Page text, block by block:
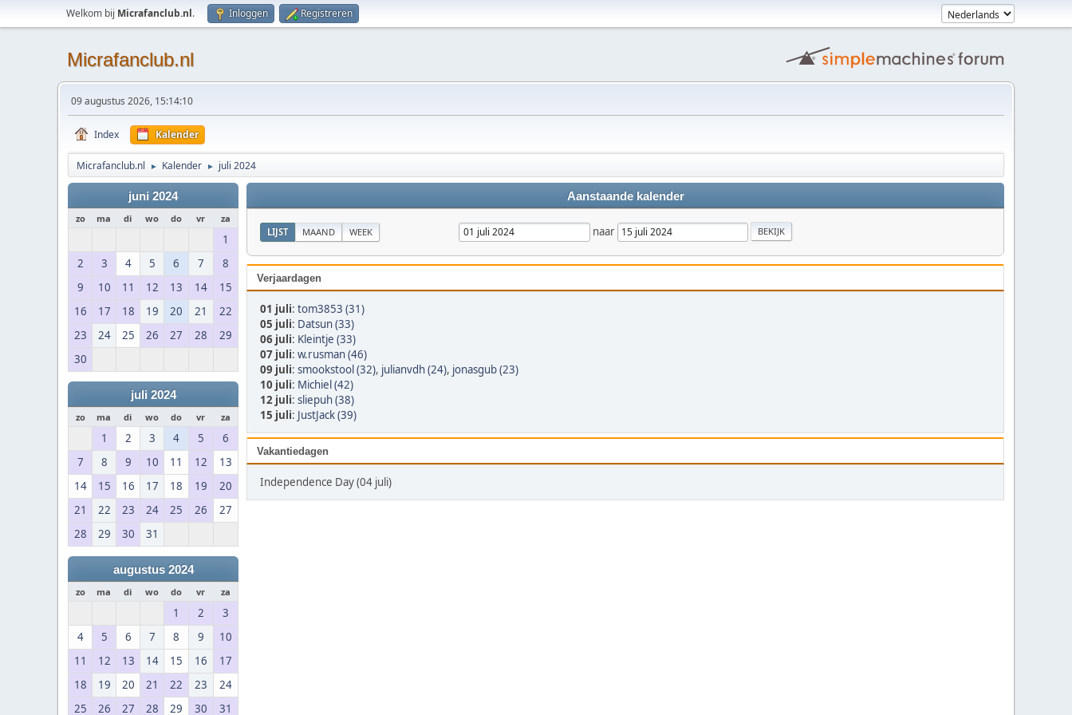
Welkom bij Micrafanclub.nl. Inloggen Registreren
Micrafanclub.nl
09 augustus 2026, 15:14:10
Index Kalender
Micrafanclub.nl ► Kalender ► juli 2024
juni 2024
zo ma di wo do vr za
1
2
3 4 5 6 7
8
9
10 11 12 13 14
15
16
17 18 19 20 21
22
23
24 25 26 27 28
29
30
juli 2024
zo ma di wo do vr za
1 2 3 4 5
6
7
8 9 10 11 12
13
14
15 16 17 18 19
20
21
22 23 24 25 26
27
28
29 30 31
augustus 2024
zo ma di wo do vr za
1 2
3
4
5 6 7 8 9
10
11
12 13 14 15 16
17
18
19 20 21 22 23
24
25
26 27 28 29 30 31
Aanstaande kalender
LIJST MAAND WEEK naar
Verjaardagen
01 juli: tom3853 (31)
05 juli: Datsun (33)
06 juli: Kleintje (33)
07 juli: w.rusman (46)
09 juli: smookstool (32), julianvdh (24), jonasgub (23)
10 juli: Michiel (42)
12 juli: sliepuh (38)
15 juli: JustJack (39)
Vakantiedagen
Independence Day (04 juli)